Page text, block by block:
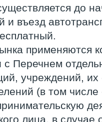
до
и въезд
применяются
Перечнем
учреждений,
(в том
лица, в случае